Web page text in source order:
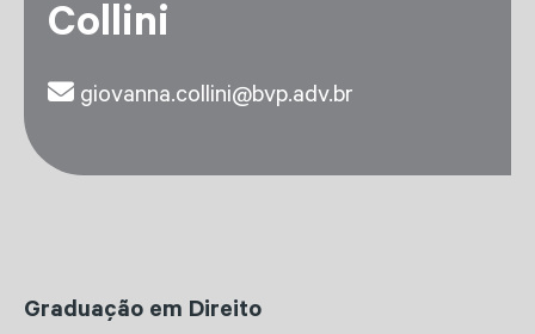
Collini
giovanna.collini@bvp.adv.br
Graduação em Direito